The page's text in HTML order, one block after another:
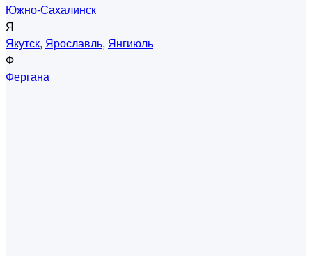
Южно-Сахалинск
Я
Якутск, Ярославль, Янгиюль
Ф
Фергана